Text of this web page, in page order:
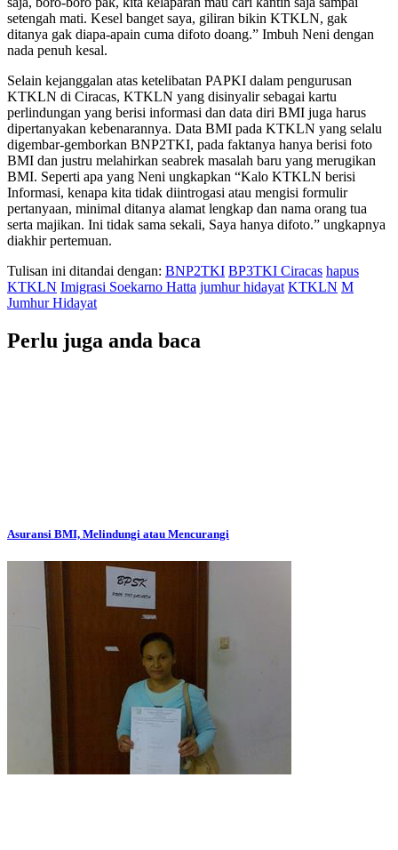
setengah mati. Kesel banget saya, giliran bikin KTKLN, gak
ditanya gak diapa-apain cuma difoto doang.” Imbuh Neni dengan
nada penuh kesal.
Selain kejanggalan atas ketelibatan PAPKI dalam pengurusan
KTKLN di Ciracas, KTKLN yang disinyalir sebagai kartu
perlindungan yang berisi informasi dan data diri BMI juga harus
dipertanyakan kebenarannya. Data BMI pada KTKLN yang selalu
digembar-gemborkan BNP2TKI, pada faktanya hanya berisi foto
BMI dan justru melahirkan seabrek masalah baru yang merugikan
BMI. Seperti apa yang Neni ungkapkan “Kalo KTKLN berisi
Informasi, kenapa kita tidak diintrogasi atau mengisi formulir
pertanyaan, minimal ditanya alamat lengkap dan nama orang tua
serta majikan. Ini tidak sama sekali, Saya hanya difoto.” ungkapnya
diakhir pertemuan.
Tulisan ini ditandai dengan: BNP2TKI BP3TKI Ciracas hapus
KTKLN Imigrasi Soekarno Hatta jumhur hidayat KTKLN M
Jumhur Hidayat
Perlu juga anda baca
Asuransi BMI, Melindungi atau Mencurangi